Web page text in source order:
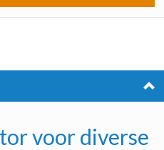
voor diverse